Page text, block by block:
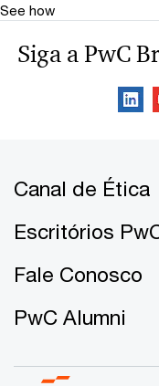
See how
Siga a PwC
Canal de Ética
Escritórios
Fale Conosco
PwC Alumni